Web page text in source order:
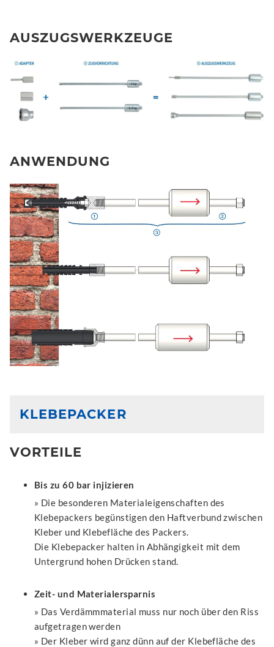
AUSZUGSWERKZEUGE
ANWENDUNG
KLEBEPACKER
VORTEILE
Bis zu 60 bar injizieren
» Die besonderen Materialeigenschaften des
Klebepackers begünstigen den Haftverbund zwischen
Kleber und Klebefläche des Packers.
Die Klebepacker halten in Abhängigkeit mit dem
Untergrund hohen Drücken stand.
Zeit- und Materialersparnis
» Das Verdämmmaterial muss nur noch über den Riss
aufgetragen werden
» Der Kleber wird ganz dünn auf der Klebefläche des